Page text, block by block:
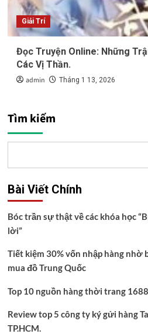
Giải Trí
Đọc Truyện Online: Những
Các Vị Thần.
admin Tháng 1 13, 2026
Tìm kiếm
Bài Viết Chính
Bóc trần sự thật về các khóa học
lời”
Tiết kiệm 30% vốn nhập hàng nhờ
mua đồ Trung Quốc
Top 10 nguồn hàng thời trang
Review top 5 công ty ký gửi hàng
TP.HCM.